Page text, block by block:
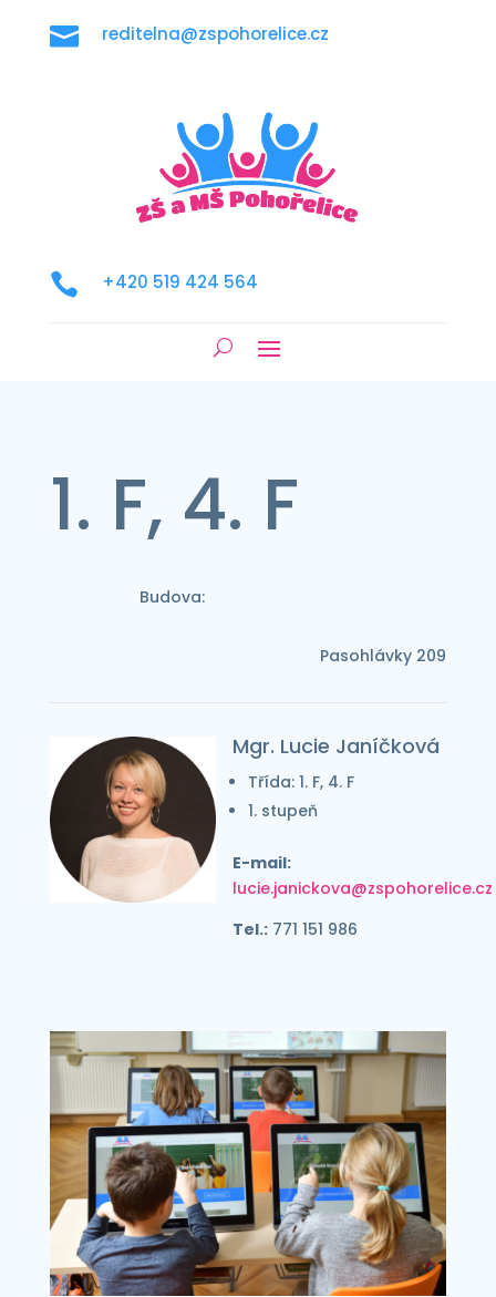
 reditelna@zspohorelice.cz
 +420 519 424 564
1. F, 4. F
Budova:
Pasohlávky 209
Mgr. Lucie Janíčková
Třída: 1. F, 4. F
1. stupeň
E-mail:
lucie.janickova@zspohorelice.cz
Tel.: 771 151 986